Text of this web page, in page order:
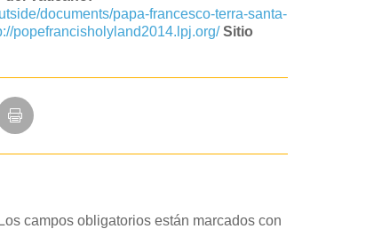
documents/papa-francesco-terra-santa-
popefrancisholyland2014.lpj.org/ Sitio
Los campos obligatorios están marcados con